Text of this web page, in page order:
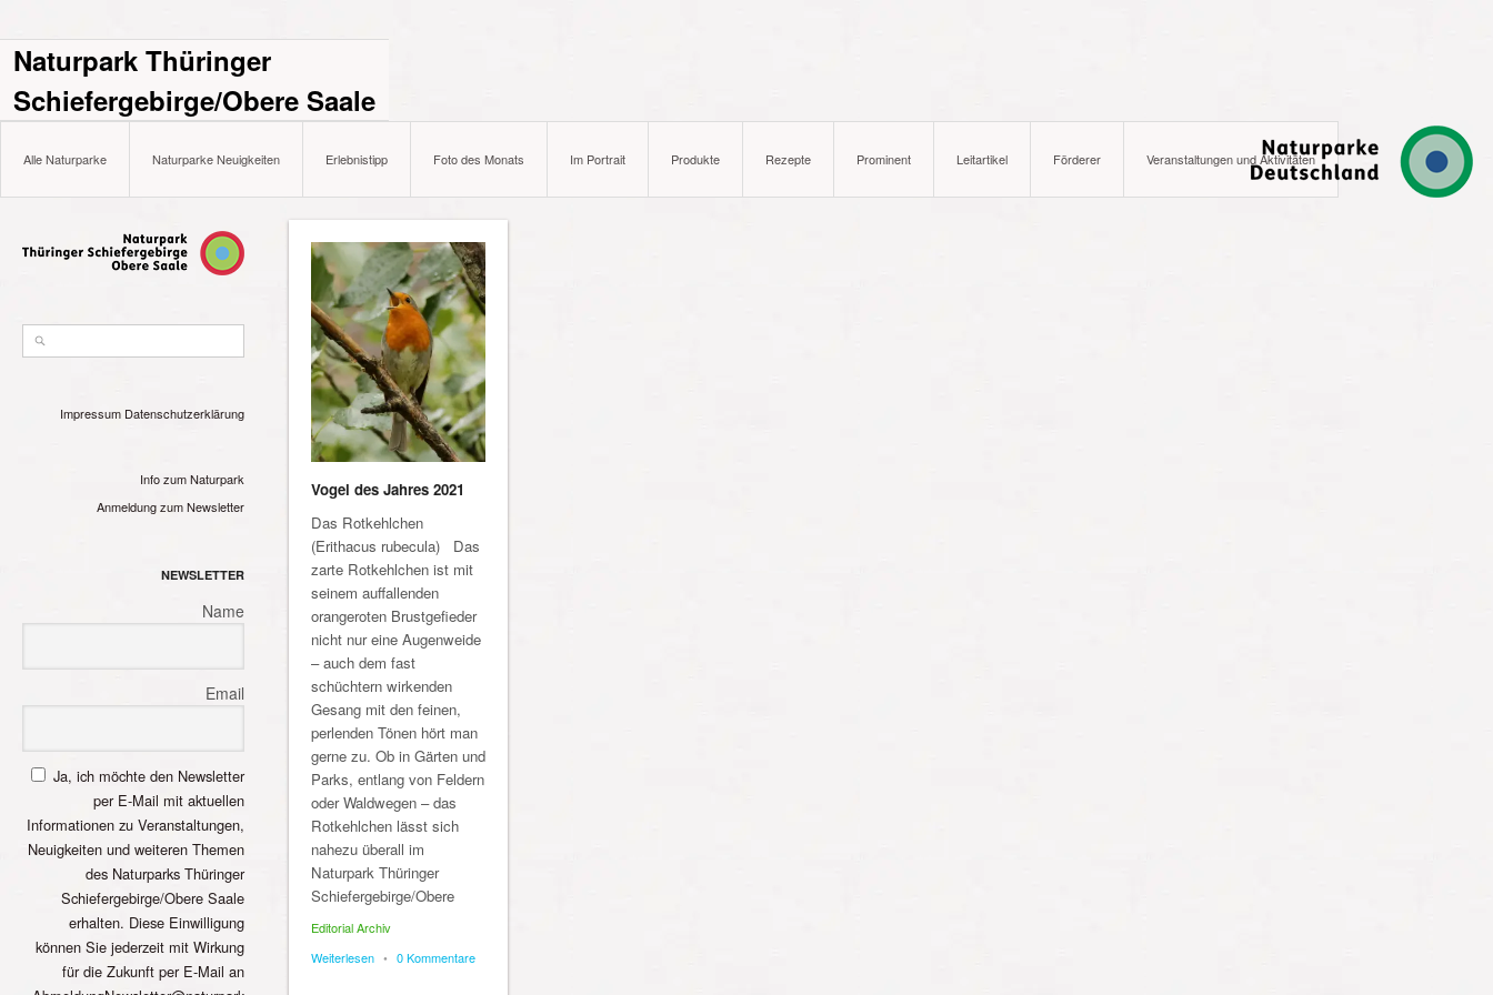
Naturpark Thüringer
Schiefergebirge/Obere Saale
Alle Naturparke Naturparke Neuigkeiten Erlebnistipp Foto des Monats Im Portrait Produkte Rezepte Prominent Leitartikel Förderer Veranstaltungen und Aktivitäten
Impressum Datenschutzerklärung
Info zum Naturpark
Anmeldung zum Newsletter
NEWSLETTER
Name
Email
Ja, ich möchte den Newsletter
per E-Mail mit aktuellen
Informationen zu Veranstaltungen,
Neuigkeiten und weiteren Themen
des Naturparks Thüringer
Schiefergebirge/Obere Saale
erhalten. Diese Einwilligung
können Sie jederzeit mit Wirkung
für die Zukunft per E-Mail an
Vogel des Jahres 2021
Das Rotkehlchen
(Erithacus rubecula) Das
zarte Rotkehlchen ist mit
seinem auffallenden
orangeroten Brustgefieder
nicht nur eine Augenweide
– auch dem fast
schüchtern wirkenden
Gesang mit den feinen,
perlenden Tönen hört man
gerne zu. Ob in Gärten und
Parks, entlang von Feldern
oder Waldwegen – das
Rotkehlchen lässt sich
nahezu überall im
Naturpark Thüringer
Schiefergebirge/Obere
Editorial Archiv
Weiterlesen • 0 Kommentare